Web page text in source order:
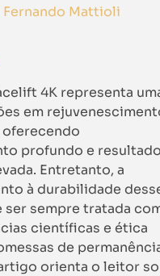
Fernando Mattioli
4K representa
em
profundo e
Entretanto, a
à durabilidade
ser sempre tratada
científicas e ética
de
orienta o leitor